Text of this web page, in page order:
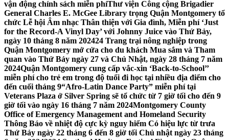
vận động chính sách miễn phíThư viện Công cộng Brigadier
General Charles E. McGee Library trọng Quận Montgomery tổ
chức Lễ hội Âm nhạc Thân thiện với Gia đình, Miễn phí ‘Just
for the Record-A Vinyl Day’ với Johnny Juice vào Thứ Bảy,
ngày 10 tháng 8 năm 202424 Trang trại nông nghiệp trong
Quận Montgomery mở cửa cho du khách Mua sắm và Tham
quan vào Thứ Bảy ngày 27 và Chủ Nhật, ngày 28 tháng 7 năm
2024Quận Montgomery cung cấp vắc-xin ‘Back-to-School’’
miễn phí cho trẻ em trong độ tuổi đi học tại nhiều địa điểm cho
đến cuối tháng 9“Afro-Latin Dance Party” miễn phí tại
Veterans Plaza ở Silver Spring sẽ tổ chức từ 7 giờ tối cho đến 9
giờ tối vào ngày 16 tháng 7 năm 2024Montgomery County
Office of Emergency Management and Homeland Security
Thông Báo về nhiệt độ cực kỳ nguy hiểm Có hiệu lực từ trưa
Thứ Bảy ngày 22 tháng 6 đến 8 giờ tối Chủ nhật ngày 23 tháng